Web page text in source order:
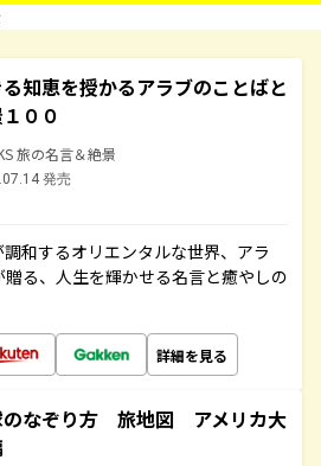
知恵を授かるアラブのことばと
００
旅の名言＆絶景
発売
和するオリエンタルな世界、アラ
る、人生を輝かせる名言と癒やしの
詳細を見る
のなぞり方 旅地図 アメリカ大